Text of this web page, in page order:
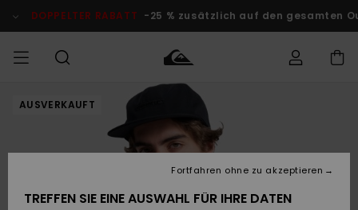
Produktinformation
DOPPELTER RABATT -25 % zusätzlich auf den gesamten
MÄNNER
Accessoires
JUNGEN
Accessoires
FRAUEN
Brandneu
Männer
Kinder
Snow Shop
Männer
Kinder
Herren
KINDER
zugreifen
Versand
AUSVERKAUFT
TREFFEN SIE EINE AUSWAHL FÜR IHRE DATEN
Fortfahren ohne zu akzeptieren